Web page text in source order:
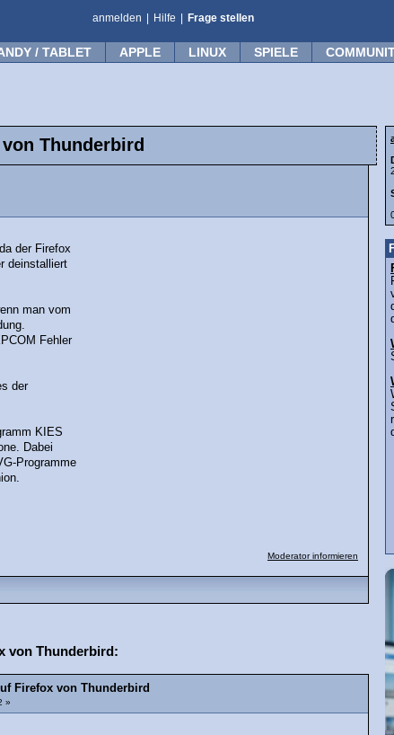
anmelden Hilfe Frage stellen
/ TABLET APPLE LINUX SPIELE
Thunderbird
der Firefox
deinstalliert
man vom
Fehler
der
KIES
Dabei
Programme
Moderator informieren
von Thunderbird:
Firefox von Thunderbird
»